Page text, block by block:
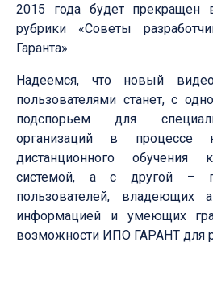
2015 года будет прекращен
рубрики «Советы
Гаранта».
Надеемся, что новый
пользователями станет, с
подспорьем для
организаций в процессе
дистанционного обучения
системой, а с другой –
пользователей, владеющих
информацией и умеющих
возможности ИПО ГАРАНТ для